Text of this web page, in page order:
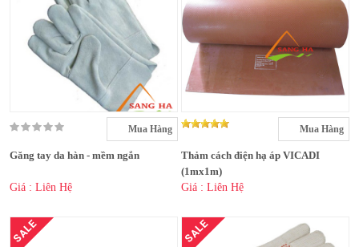
Mua Hàng
Găng tay da hàn - mềm ngắn
Giá : Liên Hệ
Mua Hàng
Thảm cách điện hạ áp VICADI
(1mx1m)
Giá : Liên Hệ
SALE SALE